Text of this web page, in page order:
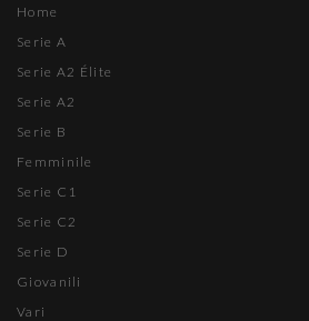
Home
Serie A
Serie A2 Élite
Serie A2
Serie B
Femminile
Serie C1
Serie C2
Serie D
Giovanili
Vari